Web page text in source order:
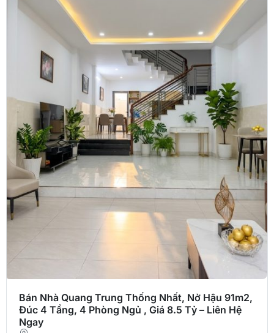
Bán Nhà Quang Trung Thống Nhất, Nở Hậu 91m2,
Đúc 4 Tầng, 4 Phòng Ngủ , Giá 8.5 Tỷ – Liên Hệ
Ngay